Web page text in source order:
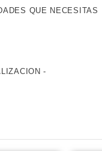
QUE NECESITAS
-